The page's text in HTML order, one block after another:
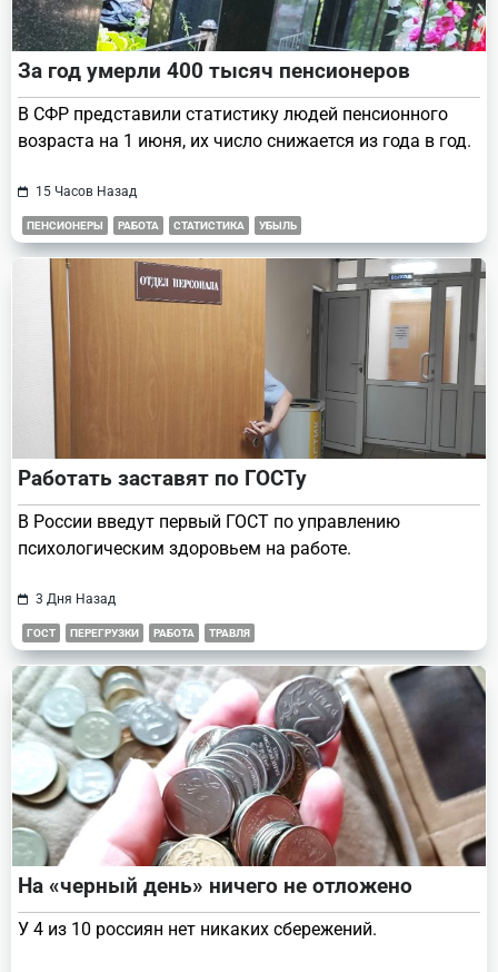
За год умерли 400 тысяч пенсионеров
В СФР представили статистику людей пенсионного
возраста на 1 июня, их число снижается из года в год.
15 Часов Назад
ПЕНСИОНЕРЫ РАБОТА СТАТИСТИКА УБЫЛЬ
Работать заставят по ГОСТу
В России введут первый ГОСТ по управлению
психологическим здоровьем на работе.
3 Дня Назад
ГОСТ ПЕРЕГРУЗКИ РАБОТА ТРАВЛЯ
На «черный день» ничего не отложено
У 4 из 10 россиян нет никаких сбережений.